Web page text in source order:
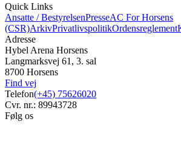
Quick Links
Ansatte / BestyrelsenPresseAC For Horsens
(CSR)ArkivPrivatlivspolitikOrdensreglement
Adresse
Hybel Arena Horsens
Langmarksvej 61, 3. sal
8700 Horsens
Find vej
Telefon(+45) 75626020
Cvr. nr.: 89943728
Følg os